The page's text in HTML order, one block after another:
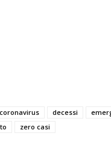
coronavirus decessi
zero casi